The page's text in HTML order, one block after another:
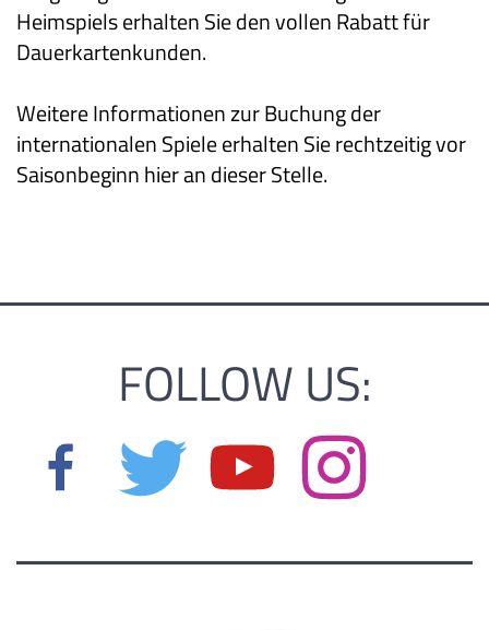
Heimspiels erhalten Sie den vollen Rabatt für
Dauerkartenkunden.
Weitere Informationen zur Buchung der
internationalen Spiele erhalten Sie rechtzeitig vor
Saisonbeginn hier an dieser Stelle.
FOLLOW US: